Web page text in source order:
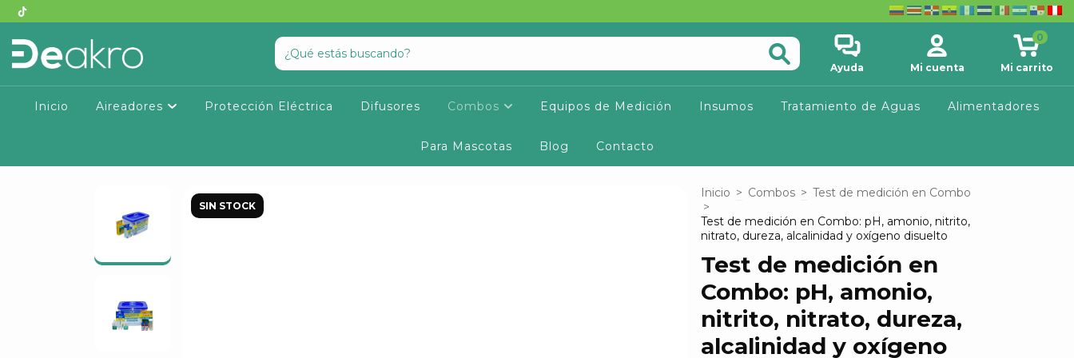
Ayuda Mi cuenta Mi carrito
0
Inicio Aireadores Protección Eléctrica Difusores Combos Equipos de Medición Insumos Tratamiento de Aguas Alimentadores
Para Mascotas Blog Contacto
SIN STOCK
Inicio > Combos > Test de medición en Combo
>
Test de medición en Combo: pH, amonio, nitrito,
nitrato, dureza, alcalinidad y oxígeno disuelto
Test de medición en
Combo: pH, amonio,
nitrito, nitrato, dureza,
alcalinidad y oxígeno